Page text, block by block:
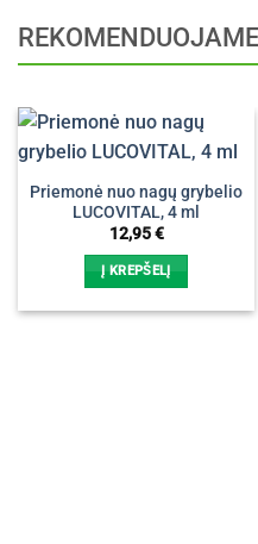
Priemonė nuo nagų grybelio
LUCOVITAL, 4 ml
12,95€
Į KREPŠELĮ